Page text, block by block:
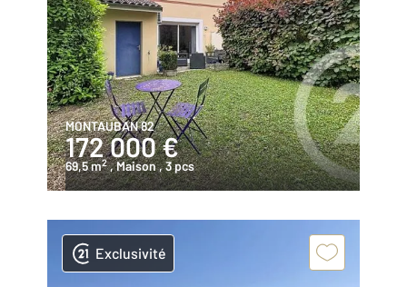
MONTAUBAN 82
172 000 €
69,5 m2 , Maison, 3 pcs
Exclusivité